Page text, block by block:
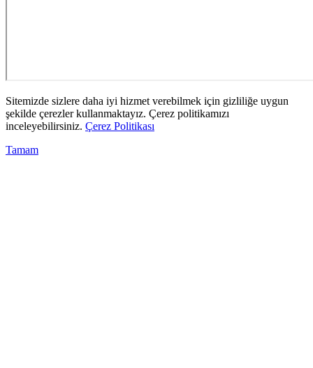
Sitemizde sizlere daha iyi hizmet verebilmek için gizliliğe uygun
şekilde çerezler kullanmaktayız. Çerez politikamızı
inceleyebilirsiniz. Çerez Politikası
Tamam